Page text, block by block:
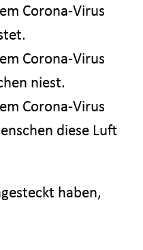
Corona-Virus
Corona-Virus
niest.
Corona-Virus
diese Luft
haben,